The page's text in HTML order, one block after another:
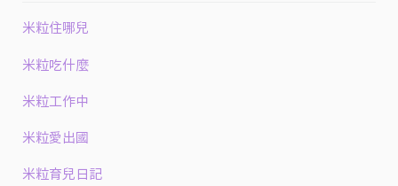
米粒住哪兒
米粒吃什麼
米粒工作中
米粒愛出國
米粒育兒日記